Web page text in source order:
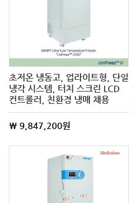
초저온 냉동고, 업라이트형, 단일
냉각 시스템, 터치 스크린 LCD
컨트롤러, 친환경 냉매 채용
\ 9,847,200원